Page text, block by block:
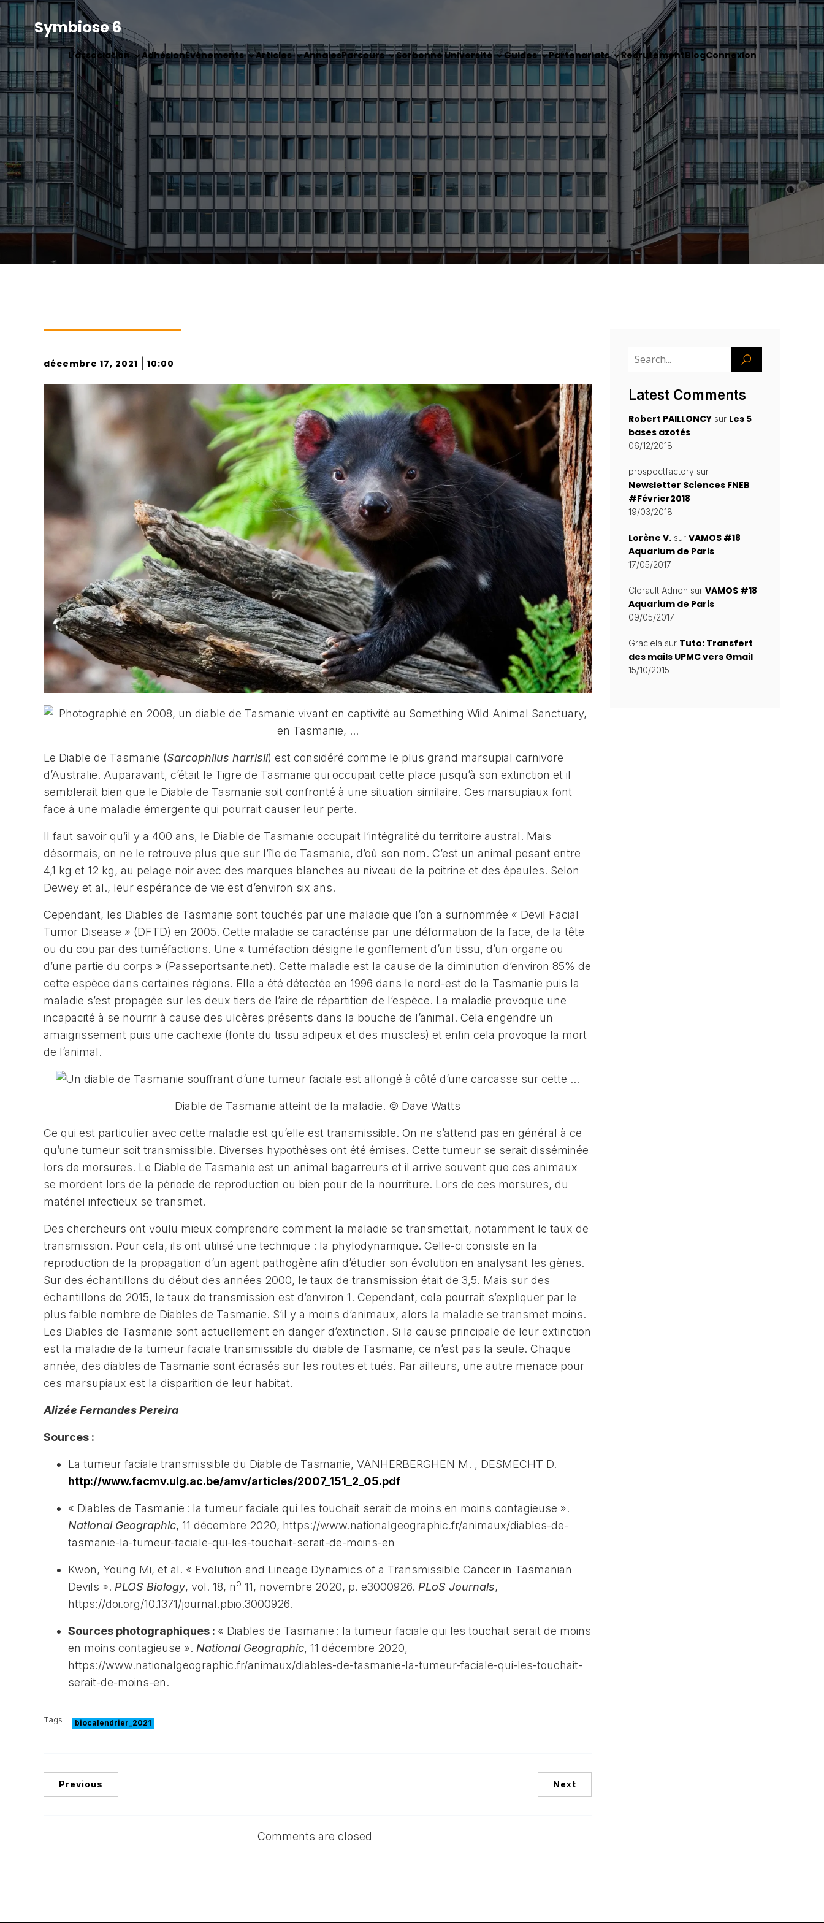
Symbiose 6
L’association AdhésionEvénements Articles AnnalesParcours Sorbonne Université Guides Partenariats RecrutementBlogConnexion
décembre 17, 2021 10:00
Le Diable de Tasmanie (Sarcophilus harrisii) est considéré comme le plus grand marsupial carnivore
d’Australie. Auparavant, c’était le Tigre de Tasmanie qui occupait cette place jusqu’à son extinction et il
semblerait bien que le Diable de Tasmanie soit confronté à une situation similaire. Ces marsupiaux font
face à une maladie émergente qui pourrait causer leur perte.
Il faut savoir qu’il y a 400 ans, le Diable de Tasmanie occupait l’intégralité du territoire austral. Mais
désormais, on ne le retrouve plus que sur l’île de Tasmanie, d’où son nom. C’est un animal pesant entre
4,1 kg et 12 kg, au pelage noir avec des marques blanches au niveau de la poitrine et des épaules. Selon
Dewey et al., leur espérance de vie est d’environ six ans.
Cependant, les Diables de Tasmanie sont touchés par une maladie que l’on a surnommée « Devil Facial
Tumor Disease » (DFTD) en 2005. Cette maladie se caractérise par une déformation de la face, de la tête
ou du cou par des tuméfactions. Une « tuméfaction désigne le gonflement d’un tissu, d’un organe ou
d’une partie du corps » (Passeportsante.net). Cette maladie est la cause de la diminution d’environ 85% de
cette espèce dans certaines régions. Elle a été détectée en 1996 dans le nord-est de la Tasmanie puis la
maladie s’est propagée sur les deux tiers de l’aire de répartition de l’espèce. La maladie provoque une
incapacité à se nourrir à cause des ulcères présents dans la bouche de l’animal. Cela engendre un
amaigrissement puis une cachexie (fonte du tissu adipeux et des muscles) et enfin cela provoque la mort
de l’animal.
Diable de Tasmanie atteint de la maladie. © Dave Watts
Ce qui est particulier avec cette maladie est qu’elle est transmissible. On ne s’attend pas en général à ce
qu’une tumeur soit transmissible. Diverses hypothèses ont été émises. Cette tumeur se serait disséminée
lors de morsures. Le Diable de Tasmanie est un animal bagarreurs et il arrive souvent que ces animaux
se mordent lors de la période de reproduction ou bien pour de la nourriture. Lors de ces morsures, du
matériel infectieux se transmet.
Des chercheurs ont voulu mieux comprendre comment la maladie se transmettait, notamment le taux de
transmission. Pour cela, ils ont utilisé une technique : la phylodynamique. Celle-ci consiste en la
reproduction de la propagation d’un agent pathogène afin d’étudier son évolution en analysant les gènes.
Sur des échantillons du début des années 2000, le taux de transmission était de 3,5. Mais sur des
échantillons de 2015, le taux de transmission est d’environ 1. Cependant, cela pourrait s’expliquer par le
plus faible nombre de Diables de Tasmanie. S’il y a moins d’animaux, alors la maladie se transmet moins.
Les Diables de Tasmanie sont actuellement en danger d’extinction. Si la cause principale de leur extinction
est la maladie de la tumeur faciale transmissible du diable de Tasmanie, ce n’est pas la seule. Chaque
année, des diables de Tasmanie sont écrasés sur les routes et tués. Par ailleurs, une autre menace pour
ces marsupiaux est la disparition de leur habitat.
Alizée Fernandes Pereira
Sources :
La tumeur faciale transmissible du Diable de Tasmanie, VANHERBERGHEN M. , DESMECHT D.
http://www.facmv.ulg.ac.be/amv/articles/2007_151_2_05.pdf
« Diables de Tasmanie : la tumeur faciale qui les touchait serait de moins en moins contagieuse ».
National Geographic, 11 décembre 2020, https://www.nationalgeographic.fr/animaux/diables-de-
tasmanie-la-tumeur-faciale-qui-les-touchait-serait-de-moins-en
Kwon, Young Mi, et al. « Evolution and Lineage Dynamics of a Transmissible Cancer in Tasmanian
Devils ». PLOS Biology, vol. 18, no 11, novembre 2020, p. e3000926. PLoS Journals,
https://doi.org/10.1371/journal.pbio.3000926.
Sources photographiques : « Diables de Tasmanie : la tumeur faciale qui les touchait serait de moins
en moins contagieuse ». National Geographic, 11 décembre 2020,
https://www.nationalgeographic.fr/animaux/diables-de-tasmanie-la-tumeur-faciale-qui-les-touchait-
serait-de-moins-en.
Tags: biocalendrier_2021
Previous Next
Comments are closed
Latest Comments
Robert PAILLONCY sur Les 5
bases azotés
06/12/2018
prospectfactory sur
Newsletter Sciences FNEB
#Février2018
19/03/2018
Lorène V. sur VAMOS #18
Aquarium de Paris
17/05/2017
Clerault Adrien sur VAMOS #18
Aquarium de Paris
09/05/2017
Graciela sur Tuto: Transfert
des mails UPMC vers Gmail
15/10/2015